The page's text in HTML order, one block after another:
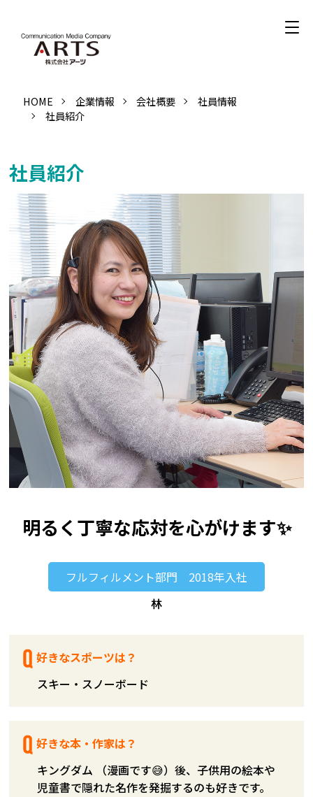
HOME 企業情報 会社概要
社員情報
社員紹介
社員紹介
明るく丁寧な応対を心がけます✨
フルフィルメント部門 2018年入社
好きなスポーツは？
スキー・スノーボード
好きな本・作家は？
キングダム （漫画です😅）後、子供用の絵本や
児童書で隠れた名作を発掘するのも好きです。